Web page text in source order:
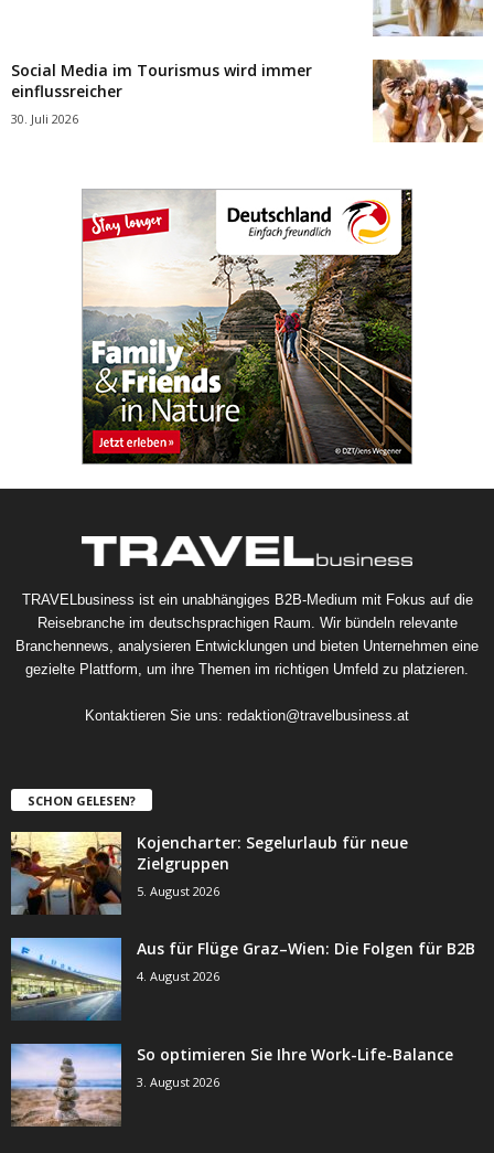
Social Media im Tourismus wird immer
einflussreicher
30. Juli 2026
TRAVELbusiness ist ein unabhängiges B2B-Medium mit Fokus auf die
Reisebranche im deutschsprachigen Raum. Wir bündeln relevante
Branchennews, analysieren Entwicklungen und bieten Unternehmen eine
gezielte Plattform, um ihre Themen im richtigen Umfeld zu platzieren.
Kontaktieren Sie uns: redaktion@travelbusiness.at
SCHON GELESEN?
Kojencharter: Segelurlaub für neue
Zielgruppen
5. August 2026
Aus für Flüge Graz–Wien: Die Folgen für B2B
4. August 2026
So optimieren Sie Ihre Work-Life-Balance
3. August 2026